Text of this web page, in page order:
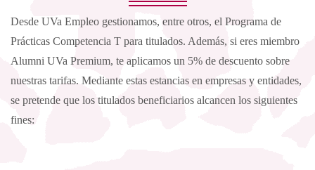
Desde UVa Empleo gestionamos, entre otros, el Programa de
Prácticas Competencia T para titulados. Además, si eres miembro
Alumni UVa Premium, te aplicamos un 5% de descuento sobre
nuestras tarifas. Mediante estas estancias en empresas y entidades,
se pretende que los titulados beneficiarios alcancen los siguientes
fines: